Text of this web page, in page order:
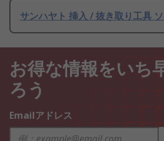
サンハヤト 挿入 / 抜き取り工具
お得な情報をいち
ろう
Emailアドレス